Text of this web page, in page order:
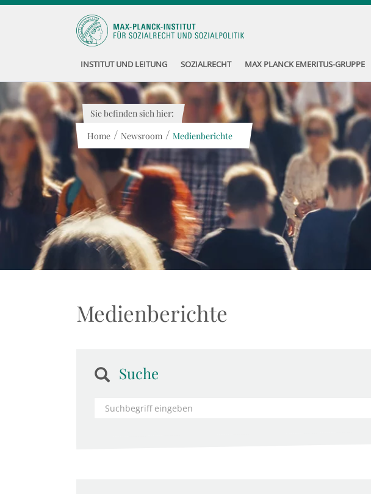
INSTITUT UND LEITUNG SOZIALRECHT MAX PLANCK EMERITUS-GRUPPE
Sie befinden sich hier:
Home / Newsroom / Medienberichte
Medienberichte
Suche